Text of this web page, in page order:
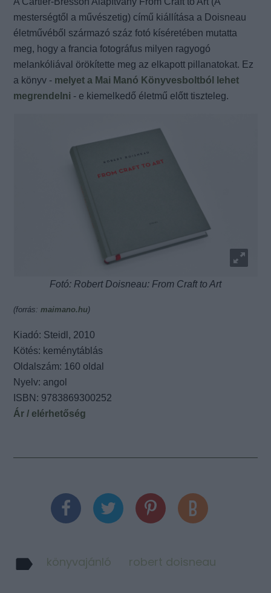
mesterségtől a művészetig) című kiállítása a Doisneau
életművéből származó száz fotó kíséretében mutatta
meg, hogy a francia fotográfus milyen ragyogó
melankóliával örökítette meg az elkapott pillanatokat. Ez
a könyv - melyet a Mai Manó Könyvesboltból lehet
megrendelni - e kiemelkedő életmű előtt tiszteleg.
Fotó: Robert Doisneau: From Craft to Art
(forrás:maimano.hu)
Kiadó: Steidl, 2010
Kötés: keménytáblás
Oldalszám: 160 oldal
Nyelv: angol
ISBN: 9783869300252
Ár / elérhetőség
könyvajánló robert doisneau